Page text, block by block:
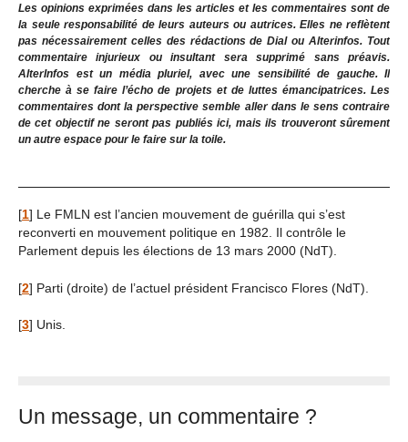
Les opinions exprimées dans les articles et les commentaires sont de
la seule responsabilité de leurs auteurs ou autrices. Elles ne reflètent
pas nécessairement celles des rédactions de Dial ou Alterinfos. Tout
commentaire injurieux ou insultant sera supprimé sans préavis.
AlterInfos est un média pluriel, avec une sensibilité de gauche. Il
cherche à se faire l’écho de projets et de luttes émancipatrices. Les
commentaires dont la perspective semble aller dans le sens contraire
de cet objectif ne seront pas publiés ici, mais ils trouveront sûrement
un autre espace pour le faire sur la toile.
[1] Le FMLN est l’ancien mouvement de guérilla qui s’est
reconverti en mouvement politique en 1982. Il contrôle le
Parlement depuis les élections de 13 mars 2000 (NdT).
[2] Parti (droite) de l’actuel président Francisco Flores (NdT).
[3] Unis.
Un message, un commentaire ?